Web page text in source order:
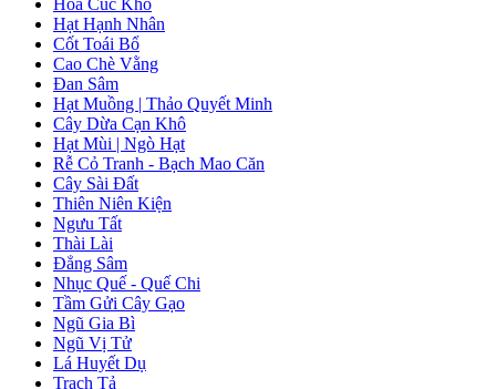
Hoa Cúc Khô
Hạt Hạnh Nhân
Cốt Toái Bổ
Cao Chè Vằng
Đan Sâm
Hạt Muồng | Thảo Quyết Minh
Cây Dừa Cạn Khô
Hạt Mùi | Ngò Hạt
Rễ Cỏ Tranh - Bạch Mao Căn
Cây Sài Đất
Thiên Niên Kiện
Ngưu Tất
Thài Lài
Đẳng Sâm
Nhục Quế - Quế Chi
Tầm Gửi Cây Gạo
Ngũ Gia Bì
Ngũ Vị Tử
Lá Huyết Dụ
Trạch Tả